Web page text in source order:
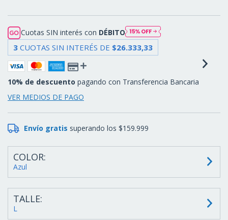
Cuotas SIN interés con DÉBITO
3 CUOTAS SIN INTERÉS DE $26.333,33
10% de descuento pagando con Transferencia Bancaria
VER MEDIOS DE PAGO
Envío gratis superando los$159.999
COLOR:
Azul
TALLE:
L